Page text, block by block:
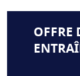
OFFRE